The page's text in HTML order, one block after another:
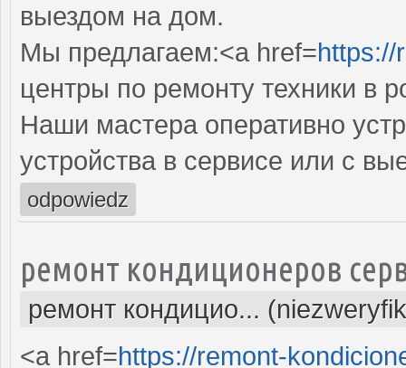
выездом на дом.
Мы предлагаем:<a href=https://
центры по ремонту техники в
Наши мастера оперативно
устройства в сервисе или с
odpowiedz
ремонт кондиционеров
ремонт кондицио...
<a href=https://remont-